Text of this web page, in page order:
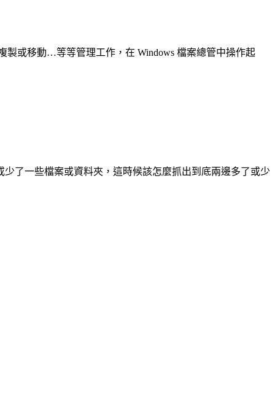
製或移動…等等管理工作，在 Windows 檔案總管中操作起
了一些檔案或資料夾，這時候該怎麼抓出到底兩邊多了或少